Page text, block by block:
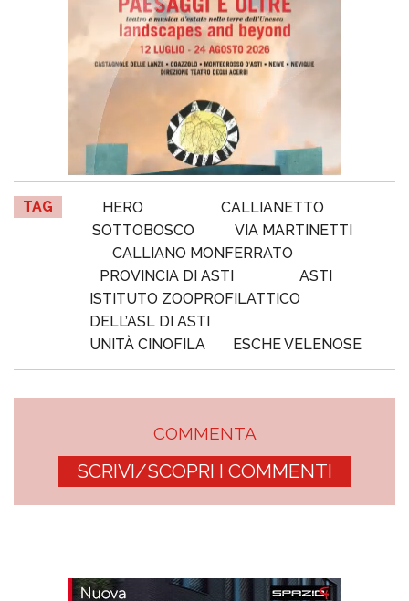
TAG HERO
CALLIANETTO
SOTTOBOSCO
VIA MARTINETTI
CALLIANO MONFERRATO
PROVINCIA DI ASTI
ASTI
ISTITUTO ZOOPROFILATTICO
DELL’ASL DI ASTI
UNITÀ CINOFILA
ESCHE VELENOSE
COMMENTA
SCRIVI/SCOPRI I COMMENTI